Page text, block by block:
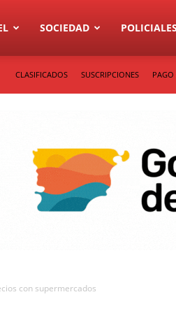
SOCIEDAD POLICIALES
CLASIFICADOS SUSCRIPCIONES
con supermercados